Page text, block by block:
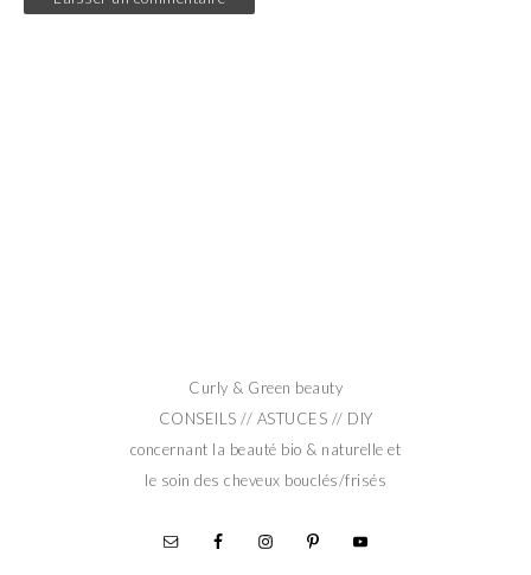
Curly & Green beauty
CONSEILS // ASTUCES // DIY
concernant la beauté bio & naturelle et
le soin des cheveux bouclés/frisés